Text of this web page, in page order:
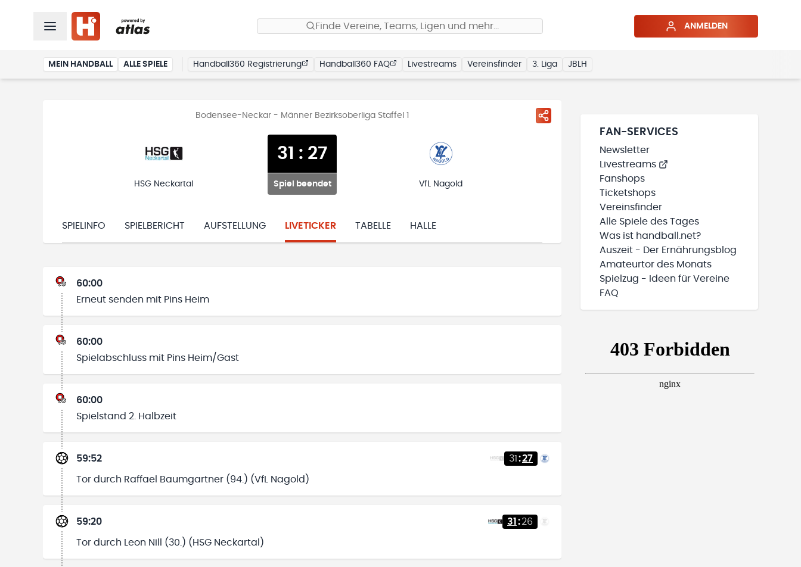
Finde Vereine, Teams, Ligen und mehr… ANMELDEN
MEIN HANDBALL ALLE SPIELE Handball360 Registrierung Handball360 FAQ Livestreams Vereinsfinder 3. Liga JBLH
Bodensee-Neckar - Männer Bezirksoberliga Staffel 1
HSG Neckartal
31 : 27
Spiel beendet VfL Nagold
SPIELINFO SPIELBERICHT AUFSTELLUNG LIVETICKER TABELLE HALLE
60:00
Erneut senden mit Pins Heim
60:00
Spielabschluss mit Pins Heim/Gast
60:00
Spielstand 2. Halbzeit
59:52 31 :27
Tor durch Raffael Baumgartner (94.) (VfL Nagold)
59:20 31 :26
Tor durch Leon Nill (30.) (HSG Neckartal)
FAN-SERVICES
Newsletter
Livestreams
Fanshops
Ticketshops
Vereinsfinder
Alle Spiele des Tages
Was ist handball.net?
Auszeit - Der Ernährungsblog
Amateurtor des Monats
Spielzug - Ideen für Vereine
FAQ